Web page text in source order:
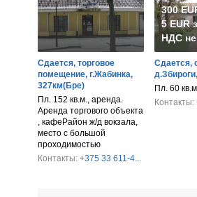
Сдается, торговое
помещение, г.Жабинка,
327км(Бре)
Пл. 152 кв.м., аренда.
Аренда торгового объекта
, кафеРайон ж/д вокзала,
место с большой
проходимостью
Контакты: +375 33 611-4...
300
5 EUR
НДС
Сдается,
Пл. 60
Контакты: